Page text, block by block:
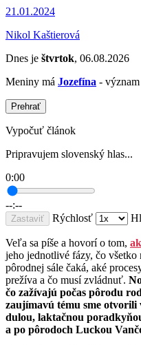
21.01.2024
Nikol Kaštierová
Dnes je štvrtok, 06.08.2026
Meniny má Jozefína - význam
Prehrať
Vypočuť článok
Pripravujem slovenský hlas...
0:00
--:--
Zastaviť Rýchlosť
Veľa sa píše a hovorí o tom,
jeho jednotlivé fázy, čo všetko
pôrodnej sále čaká, aké
prežíva a čo musí zvládnuť.
čo zažívajú počas pôrodu
zaujímavú tému sme
dulou, laktačnou
a po pôrodoch Luckou